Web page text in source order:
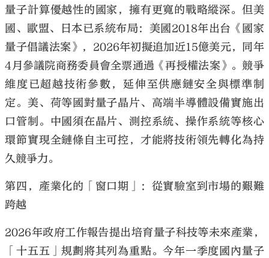
量子計算優越性的國家，擁有更寬的戰略縱深。但美
國、歐盟、日本已系統布局：美國2018年出台《國家
量子倡議法案》，2026年初擬追加近15億美元，同年
4月參議院商務委員會全票通過《再授權法案》。競爭
維度已超越技術參數，延伸至供應鏈安全與標準制
定。美、荷等國對量子晶片、高端半導體設備實施出
口管制。中國須在晶片、測控系統、操作系統等核心
環節實現全鏈條自主可控，才能將技術領先轉化為持
久競爭力。
第四，產業化的「窗口期」：從實驗室到市場的艱難
跨越
2026年政府工作報告提出培育量子科技等未來產業，
「十五五」規劃將其列為重點。今年一季度國內量子